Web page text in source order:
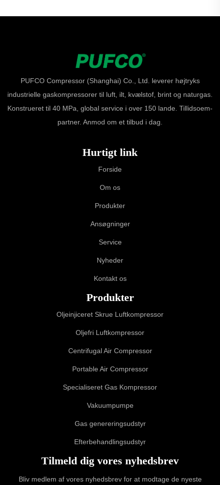
PUFCO Compressor (Shanghai) Co., Ltd. leverer højtryks
industrielle gaskompressorer til luft, ilt, kvælstof, brint og naturgas.
Konstrueret til 40 MPa, global service i over 150 lande. Tillidsoem-
partner. Anmod om et tilbud i dag.
Hurtigt link
Forside
Om os
Produkter
Ansøgninger
Service
Nyheder
Kontakt os
Produkter
Oljeinjiceret Skrue Luftkompressor
Oljefri Luftkompressor
Centrifugal Air Compressor
Portable Air Compressor
Specialiseret Gas Kompressor
Vakuumpumpe
Gas genereringsudstyr
Efterbehandlingsudstyr
Tilmeld dig vores nyhedsbrev
Bliv medlem af vores nyhedsbrev for at modtage de nyeste